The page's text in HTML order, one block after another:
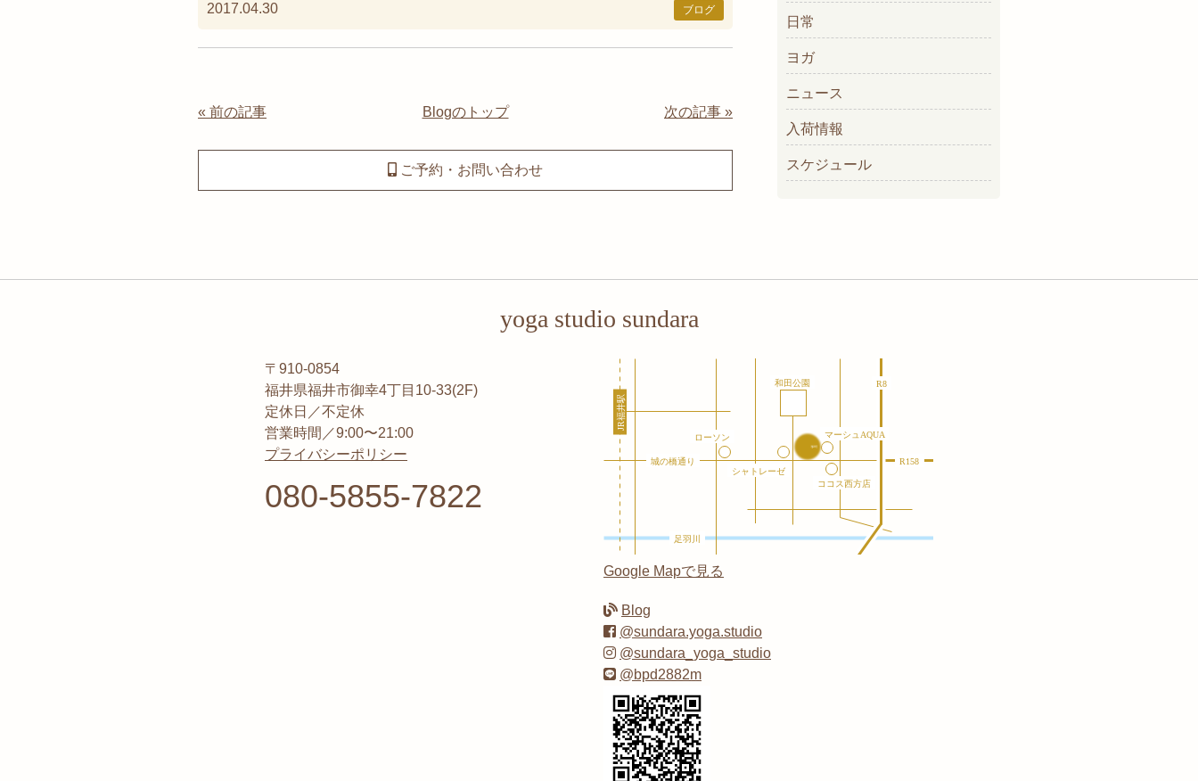
2017.04.30 ブログ
« 前の記事 Blogのトップ 次の記事 »
ご予約・お問い合わせ
日常
ヨガ
ニュース
入荷情報
スケジュール
yoga studio sundara
〒910-0854
福井県福井市御幸4丁目10-33(2F)
定休日／不定休
営業時間／9:00〜21:00
プライバシーポリシー
080-5855-7822
Google Mapで見る
Blog
@sundara.yoga.studio
@sundara_yoga_studio
@bpd2882m